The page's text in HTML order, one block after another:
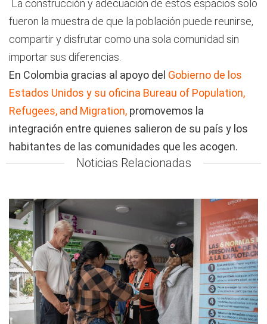
La construcción y adecuación de estos espacios solo
fueron la muestra de que la población puede reunirse,
compartir y disfrutar como una sola comunidad sin
importar sus diferencias.
En Colombia gracias al apoyo del Gobierno de los
Estados Unidos y su oficina Bureau of Population,
Refugees, and Migration, promovemos la
integración entre quienes salieron de su país y los
habitantes de las comunidades que les acogen.
Noticias Relacionadas